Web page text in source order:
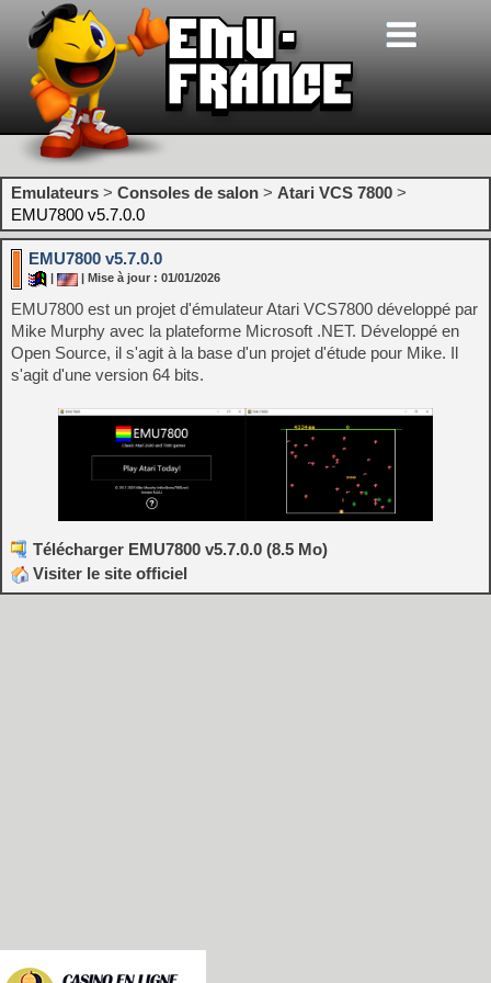
Emulateurs > Consoles de salon > Atari VCS 7800 >
EMU7800 v5.7.0.0
EMU7800 v5.7.0.0
| Mise à jour : 01/01/2026
EMU7800 est un projet d'émulateur Atari VCS7800 développé par
Mike Murphy avec la plateforme Microsoft .NET. Développé en
Open Source, il s'agit à la base d'un projet d'étude pour Mike. Il
s'agit d'une version 64 bits.
Télécharger EMU7800 v5.7.0.0 (8.5 Mo)
Visiter le site officiel